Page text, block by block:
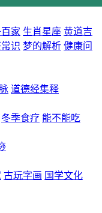
家 生肖星座 黄道吉
识 梦的解析 健康问
道德经集释
冬季食疗 能不能吃
古玩字画 国学文化